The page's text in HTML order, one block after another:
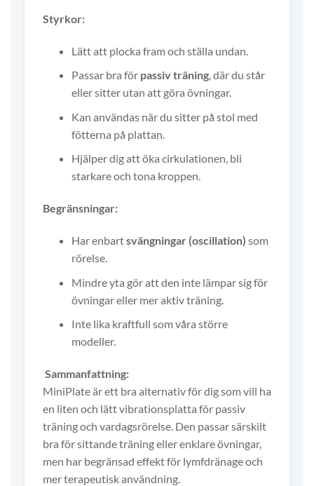
Styrkor:
Lätt att plocka fram och ställa undan.
Passar bra för passiv träning, där du står
eller sitter utan att göra övningar.
Kan användas när du sitter på stol med
fötterna på plattan.
Hjälper dig att öka cirkulationen, bli
starkare och tona kroppen.
Begränsningar:
Har enbartsvängningar (oscillation) som
rörelse.
Mindre yta gör att den inte lämpar sig för
övningar eller mer aktiv träning.
Inte lika kraftfull som våra större
modeller.
Sammanfattning:
MiniPlate är ett bra alternativ för dig som vill ha
en liten och lätt vibrationsplatta för passiv
träning och vardagsrörelse. Den passar särskilt
bra för sittande träning eller enklare övningar,
men har begränsad effekt för lymfdränage och
mer terapeutisk användning.